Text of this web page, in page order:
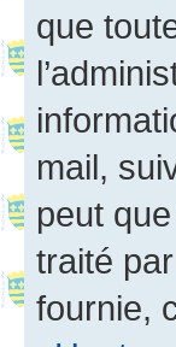
que
mail,
peut
traité
fournie,